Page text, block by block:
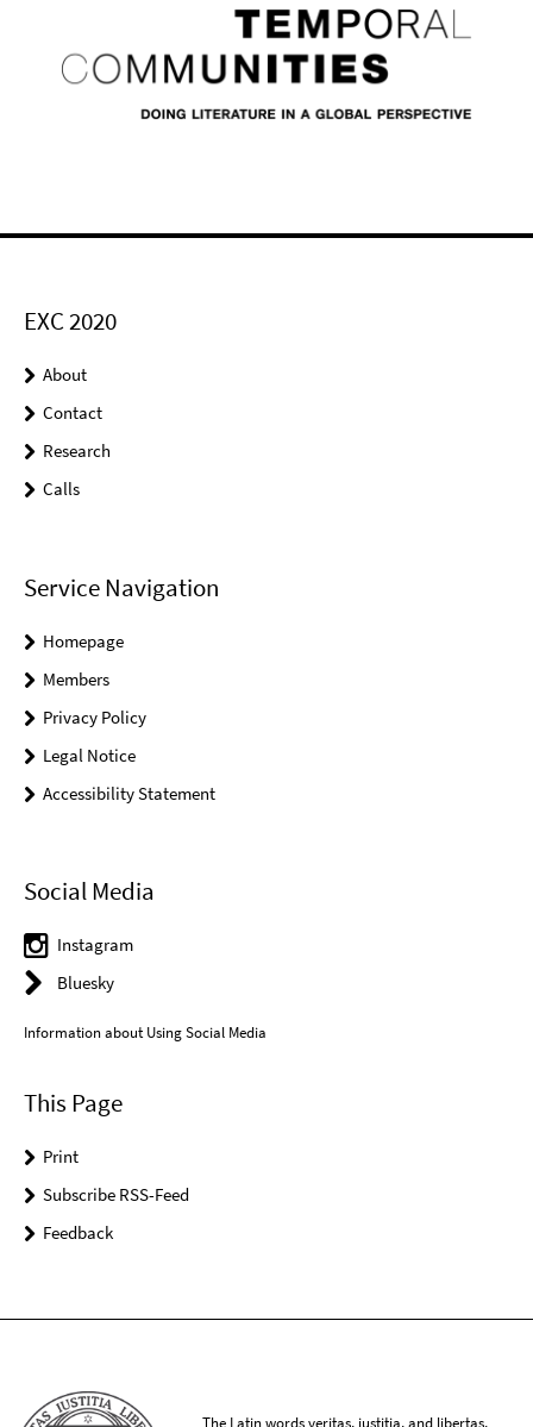
EXC 2020
About
Contact
Research
Calls
Service Navigation
Homepage
Members
Privacy Policy
Legal Notice
Accessibility Statement
Social Media
Instagram
Bluesky
Information about Using Social Media
This Page
Print
Subscribe RSS-Feed
Feedback
The Latin words veritas, iustitia, and libertas,